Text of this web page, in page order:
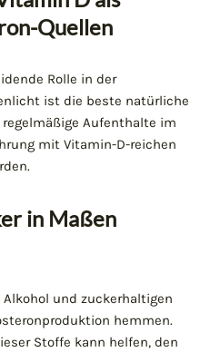
Quellen
Rolle in der
ist die beste natürliche
Aufenthalte im
mit Vitamin-D-reichen
in Maßen
und zuckerhaltigen
hemmen.
Stoffe kann helfen, den